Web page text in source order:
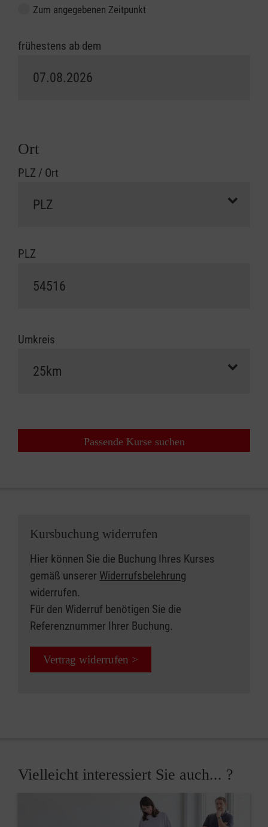
Zum angegebenen Zeitpunkt
frühestens ab dem
Ort
PLZ / Ort
PLZ
Umkreis
Passende Kurse suchen
Kursbuchung widerrufen
Hier können Sie die Buchung Ihres Kurses
gemäß unserer Widerrufsbelehrung
widerrufen.
Für den Widerruf benötigen Sie die
Referenznummer Ihrer Buchung.
Vertrag widerrufen >
Vielleicht interessiert Sie auch... ?